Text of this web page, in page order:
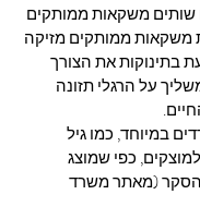
שותים משקאות ממותקים
משקאות ממותקים מזיקה
בתינוקות את הצורך
על הרגלי תזונה
במיוחד, כמו גיל
כפי שמוצג
הסקר (מאתר משרד